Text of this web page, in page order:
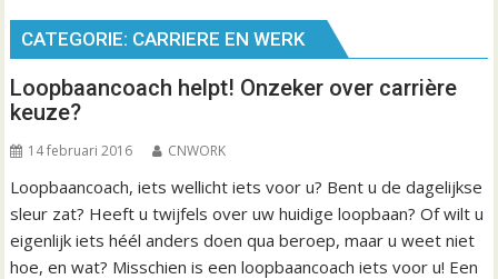
CATEGORIE: CARRIERE EN WERK
Loopbaancoach helpt! Onzeker over carrière
keuze?
14 februari 2016 CNWORK
Loopbaancoach, iets wellicht iets voor u? Bent u de dagelijkse
sleur zat? Heeft u twijfels over uw huidige loopbaan? Of wilt u
eigenlijk iets héél anders doen qua beroep, maar u weet niet
hoe, en wat? Misschien is een loopbaancoach iets voor u! Een